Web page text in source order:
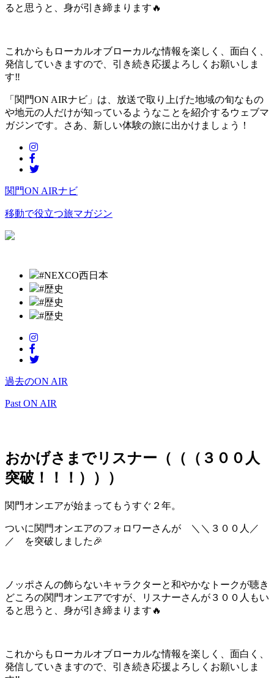
ると思うと、身が引き締まります🔥
これからもローカルオブローカルな情報を楽しく、面白く、
発信していきますので、引き続き応援よろしくお願いしま
す‼
「関門ON AIRナビ」は、放送で取り上げた地域の旬なもの
や地元の人だけが知っているようなことを紹介するウェブマ
ガジンです。さあ、新しい体験の旅に出かけましょう！
関門ON AIRナビ
移動で役立つ旅マガジン
#NEXCO西日本
#歴史
#歴史
#歴史
過去のON AIR
Past ON AIR
おかげさまでリスナー（（（３００人
突破！！！）））
関門オンエアが始まってもうすぐ２年。
ついに関門オンエアのフォロワーさんが ＼＼３００人／
／ を突破しました🎉
ノッポさんの飾らないキャラクターと和やかなトークが聴き
どころの関門オンエアですが、リスナーさんが３００人もい
ると思うと、身が引き締まります🔥
これからもローカルオブローカルな情報を楽しく、面白く、
発信していきますので、引き続き応援よろしくお願いしま